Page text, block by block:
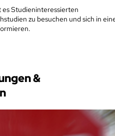
Studieninteressierten
zu besuchen und sich in
&